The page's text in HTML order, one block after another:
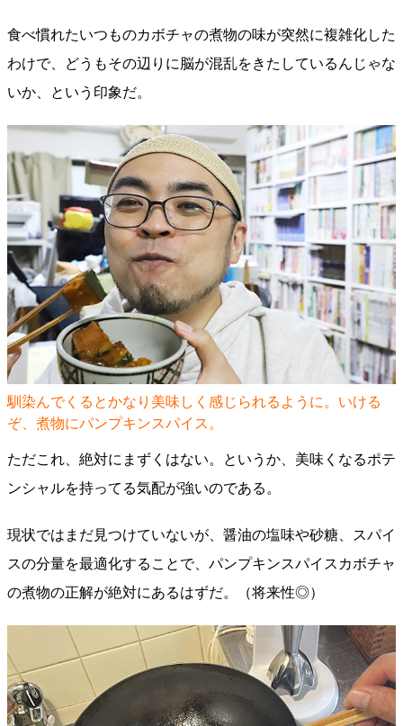
食べ慣れたいつものカボチャの煮物の味が突然に複雑化した
わけで、どうもその辺りに脳が混乱をきたしているんじゃな
いか、という印象だ。
馴染んでくるとかなり美味しく感じられるように。いける
ぞ、煮物にパンプキンスパイス。
ただこれ、絶対にまずくはない。というか、美味くなるポテ
ンシャルを持ってる気配が強いのである。
現状ではまだ見つけていないが、醤油の塩味や砂糖、スパイ
スの分量を最適化することで、パンプキンスパイスカボチャ
の煮物の正解が絶対にあるはずだ。（将来性◎）